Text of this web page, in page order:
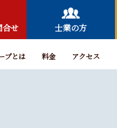
合せ 士業の方
プとは 料金 アクセス